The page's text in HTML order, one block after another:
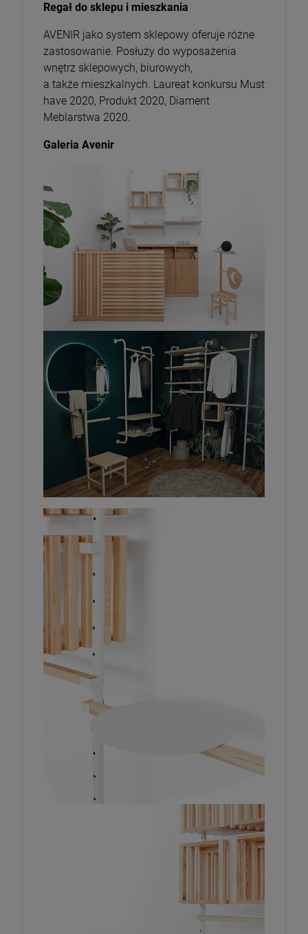
Regał do sklepu i mieszkania
AVENIR jako system sklepowy oferuje różne
zastosowanie. Posłuży do wyposażenia
wnętrz sklepowych, biurowych,
a także mieszkalnych. Laureat konkursu Must
have 2020, Produkt 2020, Diament
Meblarstwa 2020.
Galeria Avenir